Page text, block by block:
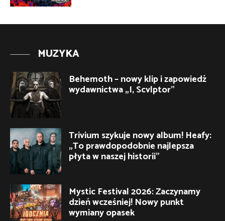
MUZYKA
Behemoth – nowy klip i zapowiedź
wydawnictwa „I, Scvlptor”
Trivium szykuje nowy album! Heafy:
„To prawdopodobnie najlepsza
płyta w naszej historii”
Mystic Festival 2026: Zaczynamy
dzień wcześniej! Nowy punkt
wymiany opasek